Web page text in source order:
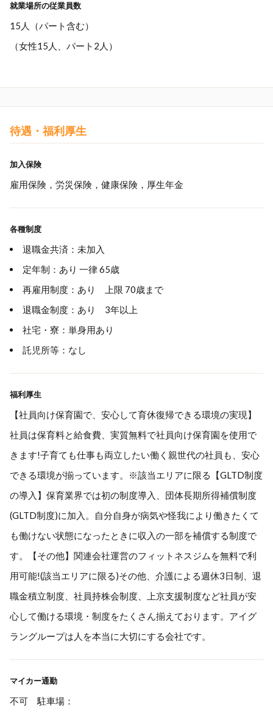
就業場所の従業員数
15人（パート含む）
（女性15人、パート2人）
待遇・福利厚生
加入保険
雇用保険，労災保険，健康保険，厚生年金
各種制度
退職金共済：未加入
定年制：あり 一律 65歳
再雇用制度：あり 上限 70歳まで
退職金制度：あり 3年以上
社宅・寮：単身用あり
託児所等：なし
福利厚生
【社員向け保育園で、安心して育休復帰できる環境の実現】
社員は保育料と給食費、実質無料で社員向け保育園を使用で
きます!子育ても仕事も両立したい働く親世代の社員も、安心
できる環境が揃っています。※該当エリアに限る【GLTD制度
の導入】保育業界では初の制度導入、団体長期所得補償制度
(GLTD制度)に加入。自分自身が病気や怪我により働きたくて
も働けない状態になったときに収入の一部を補償する制度で
す。【その他】関連会社運営のフィットネスジムを無料で利
用可能!(該当エリアに限る)その他、介護による週休3日制、退
職金積立制度、社員持株会制度、上京支援制度など社員が安
心して働ける環境・制度をたくさん揃えております。アイグ
ラングループは人を本当に大切にする会社です。
マイカー通勤
不可 駐車場：